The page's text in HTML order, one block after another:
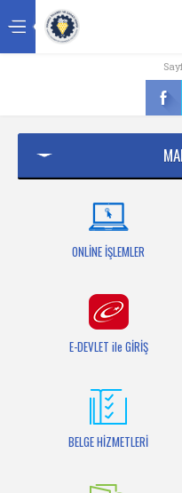
Üyelik
Bilgi Bankası
ONLİNE İŞLEMLER
E-DEVLET ile GİRİŞ
BELGE HİZMETLERİ